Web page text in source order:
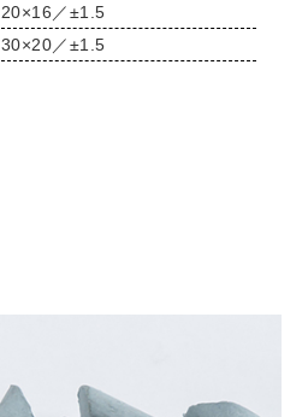
20×16／±1.5
30×20／±1.5